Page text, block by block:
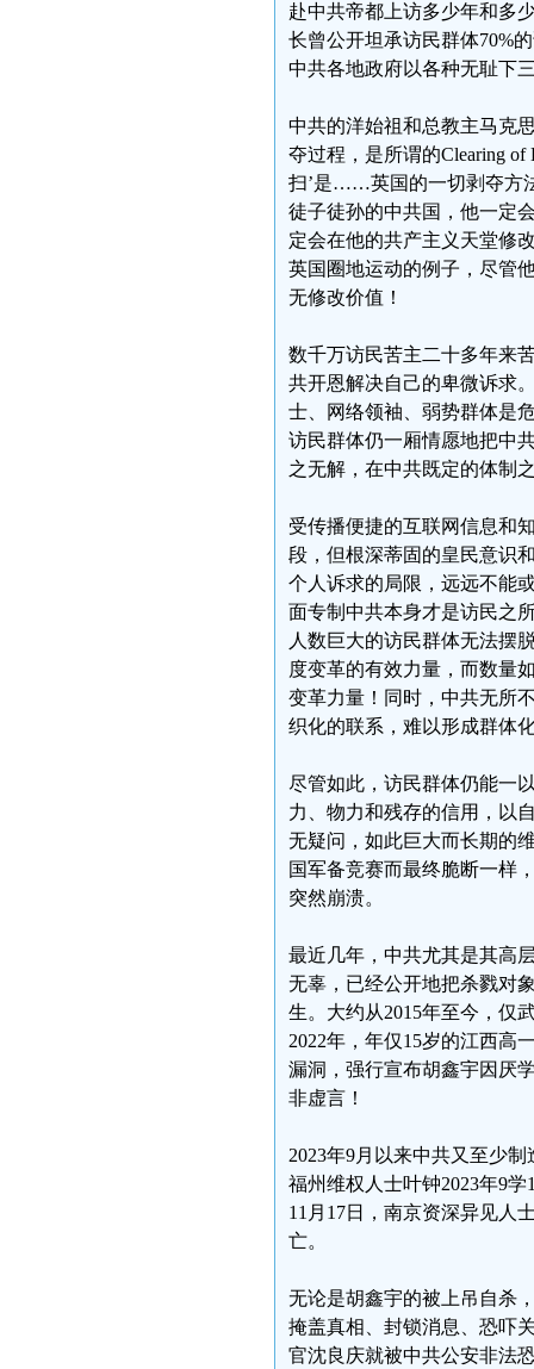
赴中共帝都上访多少年和多
长曾公开坦承访民群体70%
中共各地政府以各种无耻下
中共的洋始祖和总教主马克
夺过程，是所谓的Clearing of
扫’是……英国的一切剥夺方
徒子徒孙的中共国，他一定
定会在他的共产主义天堂修
英国圈地运动的例子，尽管
无修改价值！
数千万访民苦主二十多年来
共开恩解决自己的卑微诉求
士、网络领袖、弱势群体是
访民群体仍一厢情愿地把中
之无解，在中共既定的体制
受传播便捷的互联网信息和
段，但根深蒂固的皇民意识
个人诉求的局限，远远不能
面专制中共本身才是访民之
人数巨大的访民群体无法摆
度变革的有效力量，而数量
变革力量！同时，中共无所
织化的联系，难以形成群体
尽管如此，访民群体仍能一
力、物力和残存的信用，以
无疑问，如此巨大而长期的
国军备竞赛而最终脆断一样
突然崩溃。
最近几年，中共尤其是其高
无辜，已经公开地把杀戮对
生。大约从2015年至今，仅
2022年，年仅15岁的江西高
漏洞，强行宣布胡鑫宇因厌
非虚言！
2023年9月以来中共又至少
福州维权人士叶钟2023年9
11月17日，南京资深异见人
亡。
无论是胡鑫宇的被上吊自杀
掩盖真相、封锁消息、恐吓
官沈良庆就被中共公安非法